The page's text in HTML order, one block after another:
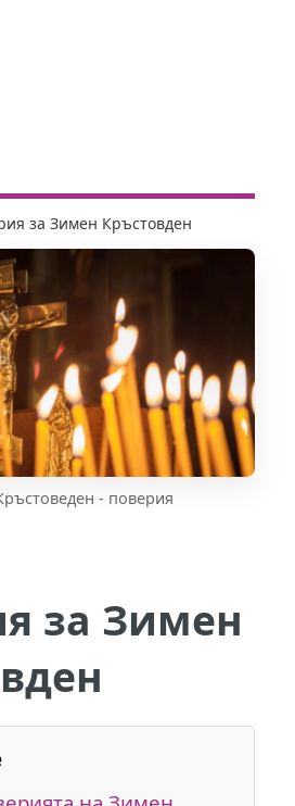
за Зимен Кръстовден
- поверия
за Зимен